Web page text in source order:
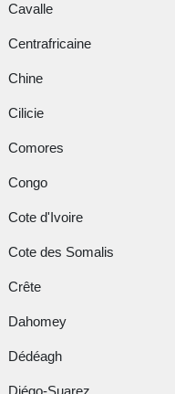
Cavalle
Centrafricaine
Chine
Cilicie
Comores
Congo
Cote d'Ivoire
Cote des Somalis
Crête
Dahomey
Dédéagh
Diégo-Suarez